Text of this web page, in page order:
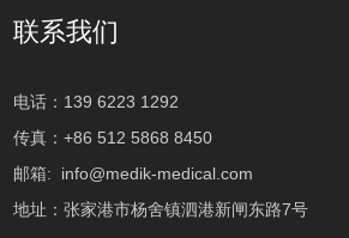
联系我们
电话：139 6223 1292
传真：+86 512 5868 8450
邮箱: info@medik-medical.com
地址：张家港市杨舍镇泗港新闸东路7号